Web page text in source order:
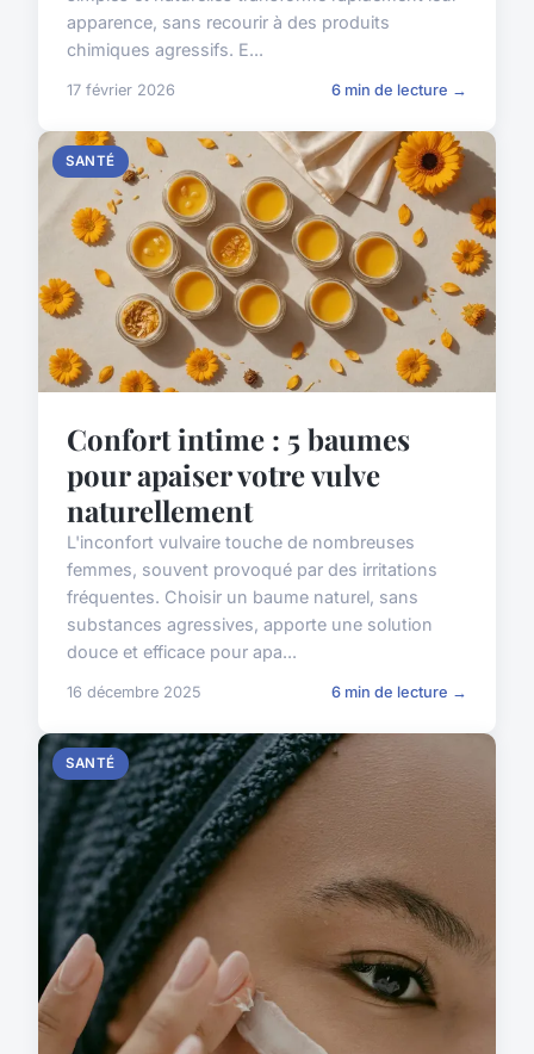
apparence, sans recourir à des produits
chimiques agressifs. E...
17 février 2026 6 min de lecture →
SANTÉ
Confort intime : 5 baumes
pour apaiser votre vulve
naturellement
L'inconfort vulvaire touche de nombreuses
femmes, souvent provoqué par des irritations
fréquentes. Choisir un baume naturel, sans
substances agressives, apporte une solution
douce et efficace pour apa...
16 décembre 2025 6 min de lecture →
SANTÉ